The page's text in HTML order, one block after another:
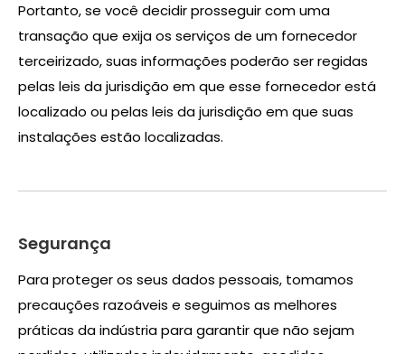
Portanto, se você decidir prosseguir com uma
transação que exija os serviços de um fornecedor
terceirizado, suas informações poderão ser regidas
pelas leis da jurisdição em que esse fornecedor está
localizado ou pelas leis da jurisdição em que suas
instalações estão localizadas.
Segurança
Para proteger os seus dados pessoais, tomamos
precauções razoáveis ​​e seguimos as melhores
práticas da indústria para garantir que não sejam